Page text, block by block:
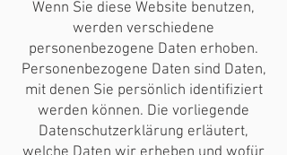
Wenn Sie diese Website benutzen,
werden verschiedene
personenbezogene Daten erhoben.
Personenbezogene Daten sind Daten,
mit denen Sie persönlich identifiziert
werden können. Die vorliegende
Datenschutzerklärung erläutert,